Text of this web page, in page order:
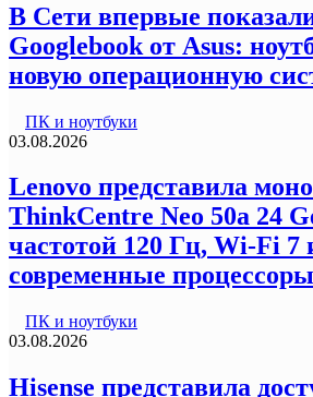
В Сети впервые
Googlebook от Asus:
новую операционную
ПК и ноутбуки
03.08.2026
Lenovo представила
ThinkCentre Neo 50a 24
частотой 120 Гц, Wi-Fi 7
современные
ПК и ноутбуки
03.08.2026
Hisense представила